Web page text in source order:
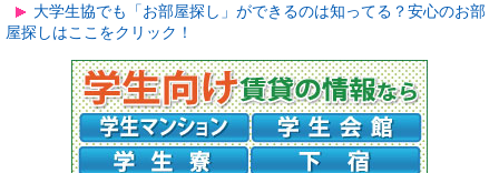
大学生協でも「お部屋探し」ができるのは知ってる？安心のお部
屋探しはここをクリック！